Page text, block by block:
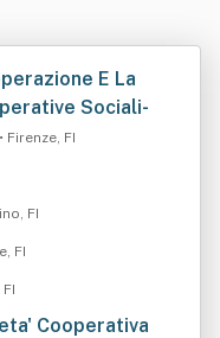
E La
Sociali-
• Firenze, FI
FI
FI
Cooperativa